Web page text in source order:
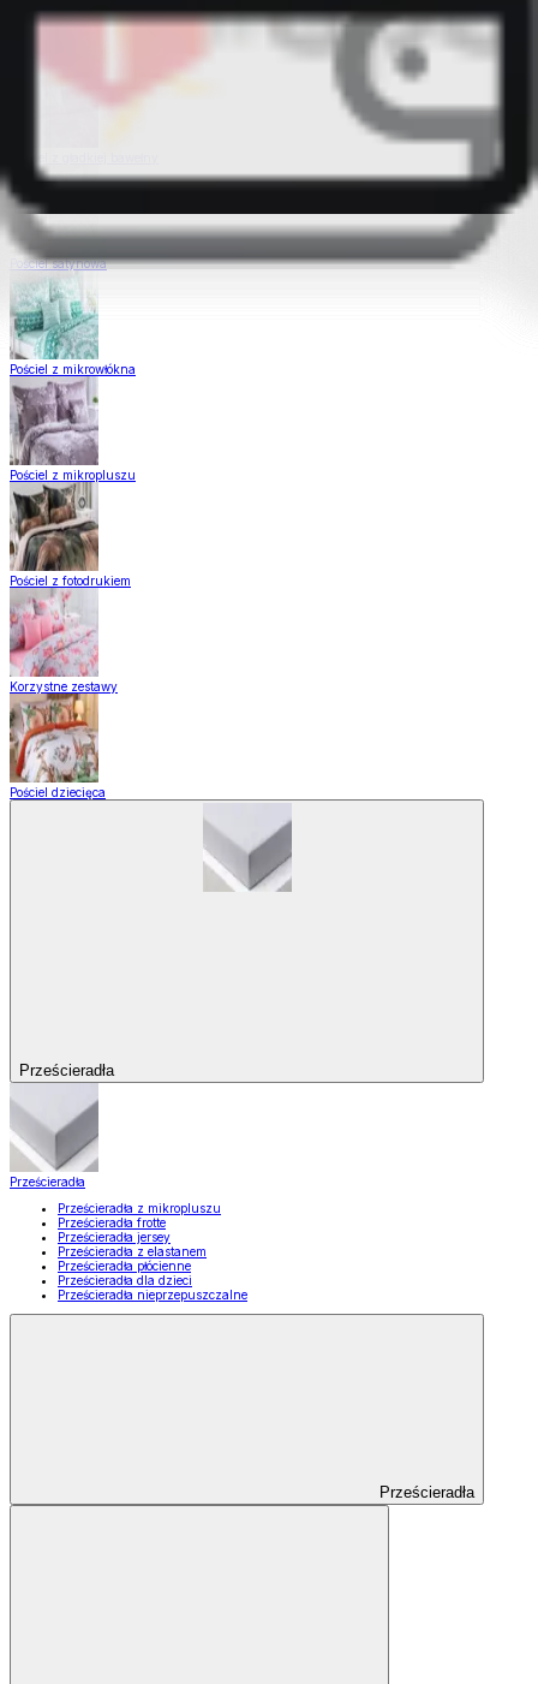
Pościel satynowa
Pościel z mikrowłókna
Pościel z mikropluszu
Pościel z fotodrukiem
Korzystne zestawy
Pościel dziecięca
Prześcieradła
Prześcieradła
Prześcieradła z mikropluszu
Prześcieradła frotte
Prześcieradła jersey
Prześcieradła z elastanem
Prześcieradła płócienne
Prześcieradła dla dzieci
Prześcieradła nieprzepuszczalne
Prześcieradła